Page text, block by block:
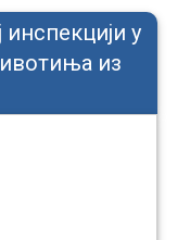
инспекцији у
из